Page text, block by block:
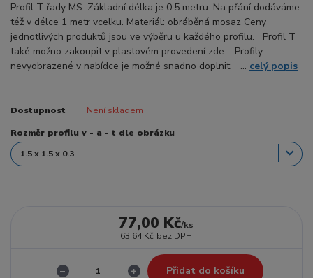
Profil T řady MS. Základní délka je 0.5 metru. Na přání dodáváme
též v délce 1 metr vcelku. Materiál: obráběná mosaz Ceny
jednotlivých produktů jsou ve výběru u každého profilu. Profil T
také možno zakoupit v plastovém provedení zde: Profily
nevyobrazené v nabídce je možné snadno doplnit. ... celý popis
Dostupnost Není skladem
Rozměr profilu v - a - t dle obrázku
77,00 Kč/ks
63,64 Kč bez DPH
Přidat do košíku